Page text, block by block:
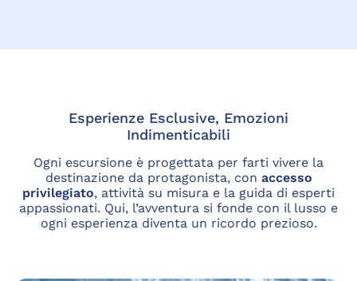
Esperienze Esclusive, Emozioni
Indimenticabili
Ogni escursione è progettata per farti vivere la
destinazione da protagonista, con accesso
privilegiato, attività su misura e la guida di esperti
appassionati. Qui, l’avventura si fonde con il lusso e
ogni esperienza diventa un ricordo prezioso.